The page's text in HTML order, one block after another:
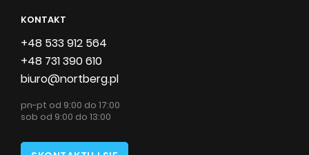
KONTAKT
+48 533 912 564
+48 731 390 610
biuro@nortberg.pl
pn-pt od 9:00 do 17:00
sob od 9:00 do 13:00